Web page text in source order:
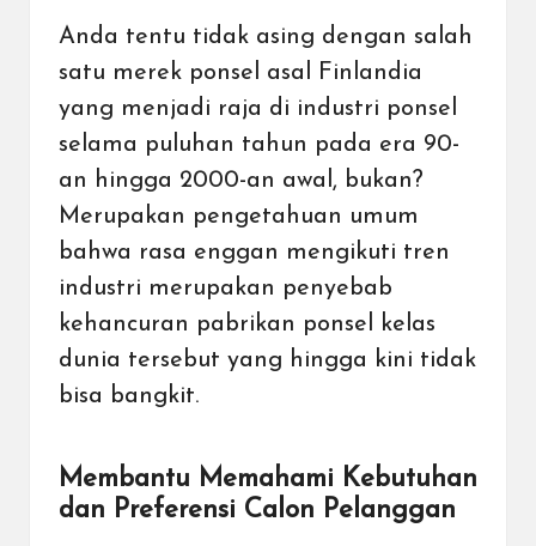
Anda tentu tidak asing dengan salah
satu merek ponsel asal Finlandia
yang menjadi raja di industri ponsel
selama puluhan tahun pada era 90-
an hingga 2000-an awal, bukan?
Merupakan pengetahuan umum
bahwa rasa enggan mengikuti tren
industri merupakan penyebab
kehancuran pabrikan ponsel kelas
dunia tersebut yang hingga kini tidak
bisa bangkit.
Membantu Memahami Kebutuhan
dan Preferensi Calon Pelanggan